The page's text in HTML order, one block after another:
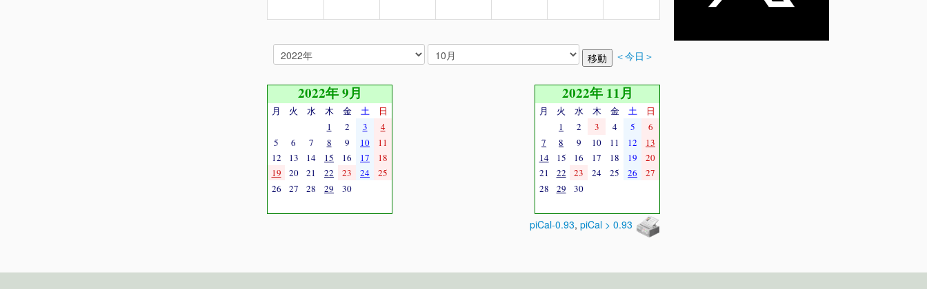
＜今日＞
2022年 9月
月 火 水 木 金 土
日
1
2 3
4
5
6 7 8 9 10
11
12
13 14 15 16 17
18
19
20 21 22 23 24
25
26
27 28 29 30
2022年 11月
月 火 水 木 金 土
日
1
2 3 4 5
6
7
8 9 10 11 12
13
14
15 16 17 18 19
20
21
22 23 24 25 26
27
28
29 30
piCal-0.93, piCal > 0.93